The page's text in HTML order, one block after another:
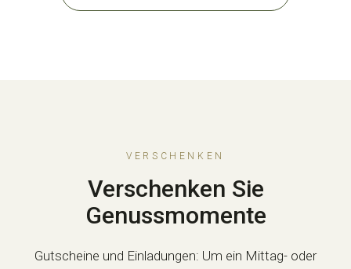
VERSCHENKEN
Verschenken Sie
Genussmomente
Gutscheine und Einladungen: Um ein Mittag- oder